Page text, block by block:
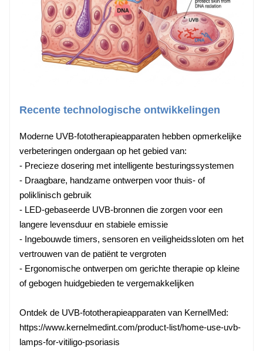
Recente technologische ontwikkelingen
Moderne UVB-fototherapieapparaten hebben opmerkelijke
verbeteringen ondergaan op het gebied van:
- Precieze dosering met intelligente besturingssystemen
- Draagbare, handzame ontwerpen voor thuis- of
poliklinisch gebruik
- LED-gebaseerde UVB-bronnen die zorgen voor een
langere levensduur en stabiele emissie
- Ingebouwde timers, sensoren en veiligheidssloten om het
vertrouwen van de patiënt te vergroten
- Ergonomische ontwerpen om gerichte therapie op kleine
of gebogen huidgebieden te vergemakkelijken
Ontdek de UVB-fototherapieapparaten van KernelMed:
https://www.kernelmedint.com/product-list/home-use-uvb-
lamps-for-vitiligo-psoriasis